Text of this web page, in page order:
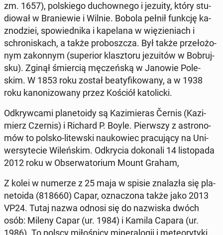
zm. 1657), pol­skie­go du­chow­ne­go i jezuity, który stu­
dio­wał w Bra­nie­wie i Wilnie. Bobola pełnił funkcję ka­
zno­dziei, spo­wied­ni­ka i ka­pe­la­na w wię­zie­niach i
schro­ni­skach, a także pro­bosz­cza. Był także prze­ło­żo­
nym za­kon­nym (su­pe­rior klasz­to­ru je­zu­itów w Bo­bruj­
sku). Zginął śmier­cią mę­czeń­ską w Janowie Po­le­
skim. W 1853 roku został be­aty­fi­ko­wa­ny, a w 1938
roku ka­no­ni­zo­wa­ny przez Kościół ka­to­lic­ki.
Od­kryw­ca­mi pla­ne­to­idy są Ka­zi­mie­ras Černis (Ka­zi­
mierz Czernis) i Richard P. Boyle. Pierw­szy z astro­no­
mów to polsko-li­tew­ski na­uko­wiec pra­cu­ją­cy na Uni­
wer­sy­te­cie Wi­leń­skim. Od­kry­cia do­ko­na­li 14 li­sto­pa­da
2012 roku w Ob­ser­wa­to­rium Mount Graham,
Z kolei w numerze z 25 maja w spisie zna­la­zła się pla­
ne­to­ida (818660) Capar, ozna­czo­na także jako 2013
VP24. Tutaj nazwa odnosi się do na­zwi­ska dwóch
osób: Mileny Capar (ur. 1984) i Kamila Capara (ur.
1986). To polscy mi­ło­śni­cy mi­ne­ra­lo­gii i me­te­ory­ty­ki.